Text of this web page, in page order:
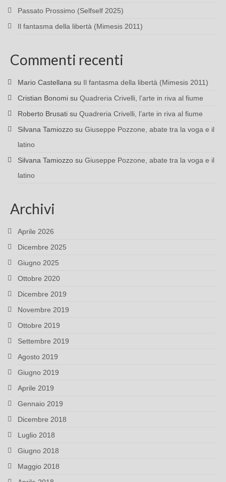
Passato Prossimo (Selfself 2025)
Il fantasma della libertà (Mimesis 2011)
Commenti recenti
Mario Castellana su Il fantasma della libertà (Mimesis 2011)
Cristian Bonomi su Quadreria Crivelli, l’arte in riva al fiume
Roberto Brusati su Quadreria Crivelli, l’arte in riva al fiume
Silvana Tamiozzo su Giuseppe Pozzone, abate tra la voga e il
latino
Silvana Tamiozzo su Giuseppe Pozzone, abate tra la voga e il
latino
Archivi
Aprile 2026
Dicembre 2025
Giugno 2025
Ottobre 2020
Dicembre 2019
Novembre 2019
Ottobre 2019
Settembre 2019
Agosto 2019
Giugno 2019
Aprile 2019
Gennaio 2019
Dicembre 2018
Luglio 2018
Giugno 2018
Maggio 2018